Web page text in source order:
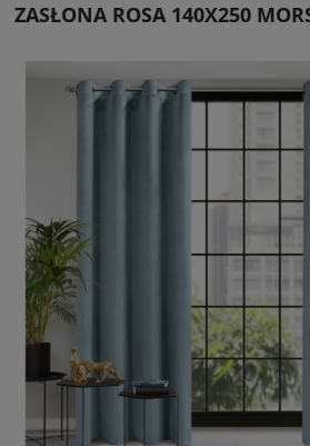
ZASŁONA ROSA 140X250